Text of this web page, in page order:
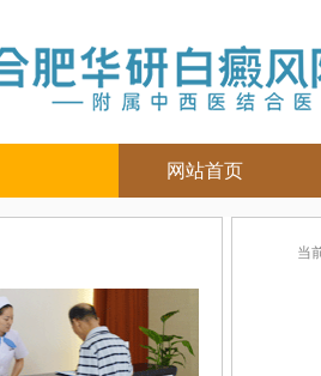
头部
背部
网站首页
当